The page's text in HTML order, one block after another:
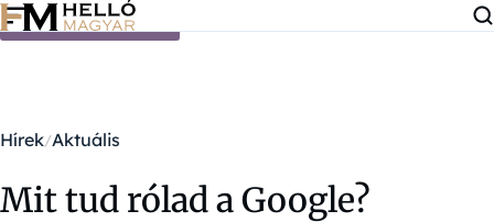
Ugrás a tartalomra
Hírek Aktuális
Mit tud rólad a Google?